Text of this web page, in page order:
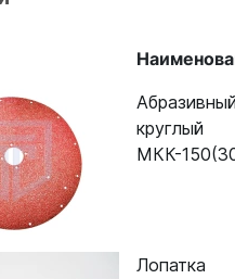
круглый
МКК-
Лопатка